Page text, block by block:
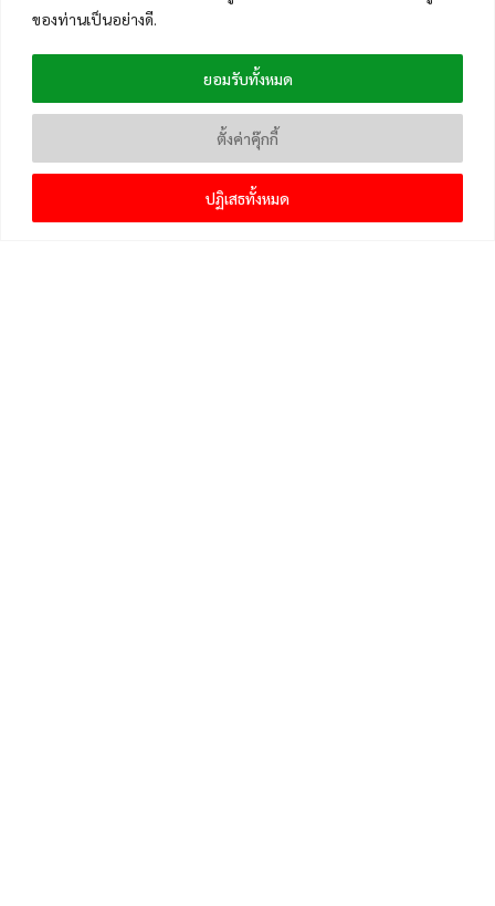
ของท่านเป็นอย่างดี.
ตั้งค่าคุ๊กกี้
ปฏิเสธทั้งหมด
ยอมรับทั้งหมด